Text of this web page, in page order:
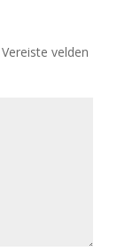
Vereiste velden